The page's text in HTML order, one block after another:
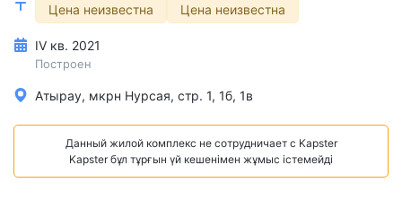
Цена неизвестна Цена неизвестна
IV кв. 2021
Построен
Атырау, мкрн Нурсая, стр. 1, 1б, 1в
Данный жилой комплекс не сотрудничает с Kapster
Kapster бұл тұрғын үй кешенімен жұмыс істемейді